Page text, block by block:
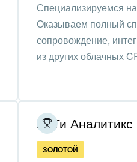
Специализируемся
Оказываем полный
сопровождение,
из других облачных
АйТи Аналитикс
ЗОЛОТОЙ